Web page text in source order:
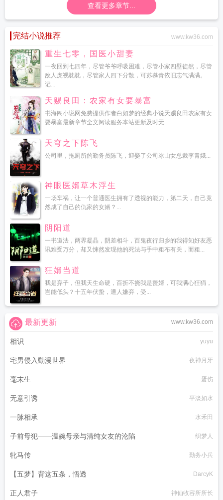
查看更多章节...
完结小说推荐 www.kw36.com
重生七零，国医小甜妻
一夜回到七四年，尽管爷爷呼吸困难，尽管小家四壁徒然，尽管
敌人虎视眈眈，尽管家人四下分散，可苏慕青依旧志气满满。
记...
天赐良田：农家有女要暴富
书海阁小说网免费提供作者白如梦的经典小说天赐良田农家有女
要暴富最新章节全文阅读服务本站更新及时无...
天穹之下陈飞
公司里，拖厕所的勤务员陈飞，迎娶了公司冰山女总裁李青娥...
神眼医婿草木浮生
一场车祸，让一个普通医生拥有了透视的能力，第二天，自己竟
然成了自己的仇家的女婿？...
阴阳道
一书道法，两界凝晶，阴差相斗，百鬼夜行归乡的我得知好友恶
讯难受万分，却又悚然发现他的死法与手中粗布有关，而粗...
狂婿当道
我是弃子，但我天生命硬，百折不挠我是赘婿，可我满心狂狷，
岂能低头？十五年伏蛰，遭人嫌弃，受...
www.kw36.com
最新更新
相识 yuyu
宅男侵入動漫世界 夜神月牙
毫末生 蛋伤
无意引诱 平淡如水
一脉相承 水禾田
子前母犯——温婉母亲与清纯女友的沦陷 织梦人
牝马传 勤务小兵
【五梦】背这五条，悟透 DarcyK
正人君子 神仙收容所所长